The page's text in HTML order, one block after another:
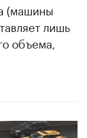
(машины
лишь
объема,